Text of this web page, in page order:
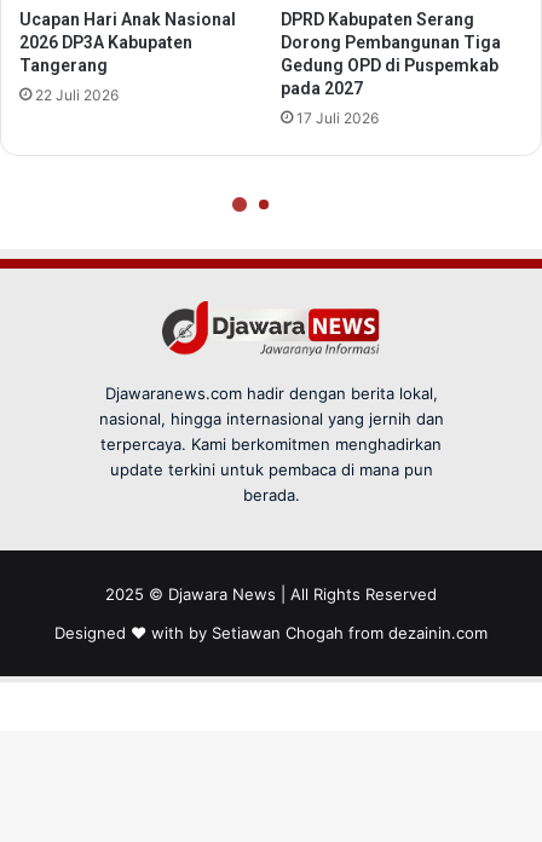
Djawaranews.com hadir dengan berita lokal,
nasional, hingga internasional yang jernih dan
terpercaya. Kami berkomitmen menghadirkan
update terkini untuk pembaca di mana pun
berada.
2025 © Djawara News | All Rights Reserved
Designed ❤️ with by Setiawan Chogah from dezainin.com